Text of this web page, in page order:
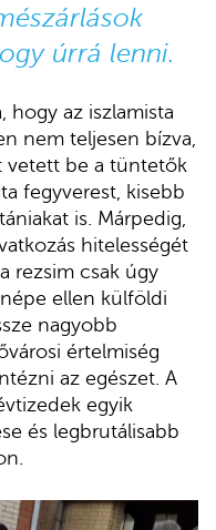
úrrá lenni.
hogy az iszlamista
nem teljesen bízva,
vetett be a tüntetők
fegyverest, kisebb
is. Márpedig,
hitelességét
rezsim csak úgy
ellen külföldi
nagyobb
értelmiség
az egészet. A
egyik
és legbrutálisabb